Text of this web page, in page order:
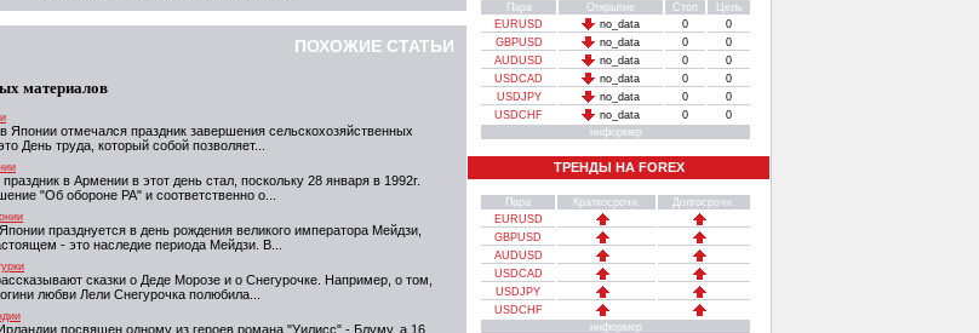
ПОХОЖИЕ СТАТЬИ
материалов
Японии отмечался праздник завершения сельскохозяйственных
День труда, который собой позволяет...
в Армении в этот день стал, поскольку 28 января в 1992г.
"Об обороне РА" и соответственно о...
празднуется в день рождения великого императора Мейдзи,
- это наследие периода Мейдзи. В...
сказки о Деде Морозе и о Снегурочке. Например, о том,
любви Лели Снегурочка полюбила...
посвящен одному из героев романа "Уилисс" - Блуму, а 16
Пара Открытие Стоп
Цель
EURUSD
no_data 0
0
GBPUSD
no_data 0
0
AUDUSD
no_data 0
0
USDCAD
no_data 0
0
USDJPY
no_data 0
0
USDCHF
no_data 0
0
информер
ТРЕНДЫ НА FOREX
Пара Краткосрочн.
Долгосрочн.
EURUSD
GBPUSD
AUDUSD
USDCAD
USDJPY
USDCHF
информер